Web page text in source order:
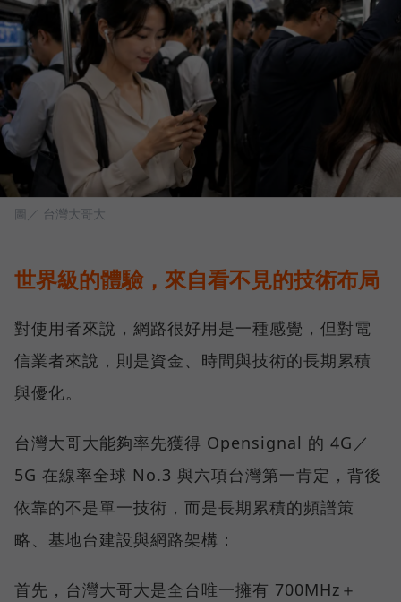
圖／ 台灣大哥大
世界級的體驗，來自看不見的技術布局
對使用者來說，網路很好用是一種感覺，但對電
信業者來說，則是資金、時間與技術的長期累積
與優化。
台灣大哥大能夠率先獲得 Opensignal 的 4G／
5G 在線率全球 No.3 與六項台灣第一肯定，背後
依靠的不是單一技術，而是長期累積的頻譜策
略、基地台建設與網路架構：
首先，台灣大哥大是全台唯一擁有 700MHz＋